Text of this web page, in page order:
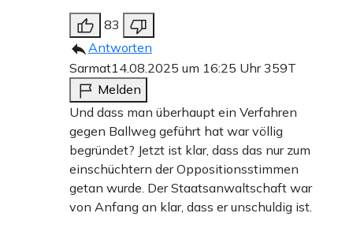
83
Antworten
Sarmat14.08.2025 um 16:25 Uhr359T
Melden
Und dass man überhaupt ein Verfahren
gegen Ballweg geführt hat war völlig
begründet? Jetzt ist klar, dass das nur zum
einschüchtern der Oppositionsstimmen
getan wurde. Der Staatsanwaltschaft war
von Anfang an klar, dass er unschuldig ist.